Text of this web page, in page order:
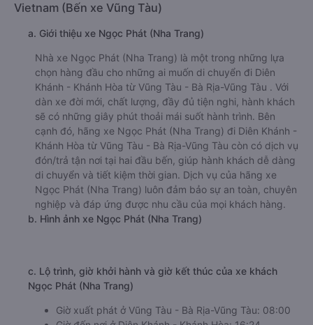
Vietnam (Bến xe Vũng Tàu)
a. Giới thiệu xe Ngọc Phát (Nha Trang)
Nhà xe Ngọc Phát (Nha Trang) là một trong những lựa
chọn hàng đầu cho những ai muốn di chuyển đi Diên
Khánh - Khánh Hòa từ Vũng Tàu - Bà Rịa-Vũng Tàu . Với
dàn xe đời mới, chất lượng, đầy đủ tiện nghi, hành khách
sẽ có những giây phút thoải mái suốt hành trình. Bên
cạnh đó, hãng xe Ngọc Phát (Nha Trang) đi Diên Khánh -
Khánh Hòa từ Vũng Tàu - Bà Rịa-Vũng Tàu còn có dịch vụ
đón/trả tận nơi tại hai đầu bến, giúp hành khách dễ dàng
di chuyển và tiết kiệm thời gian. Dịch vụ của hãng xe
Ngọc Phát (Nha Trang) luôn đảm bảo sự an toàn, chuyên
nghiệp và đáp ứng được nhu cầu của mọi khách hàng.
b. Hình ảnh xe Ngọc Phát (Nha Trang)
c. Lộ trình, giờ khởi hành và giờ kết thúc của xe khách
Ngọc Phát (Nha Trang)
Giờ xuất phát ở Vũng Tàu - Bà Rịa-Vũng Tàu: 08:00